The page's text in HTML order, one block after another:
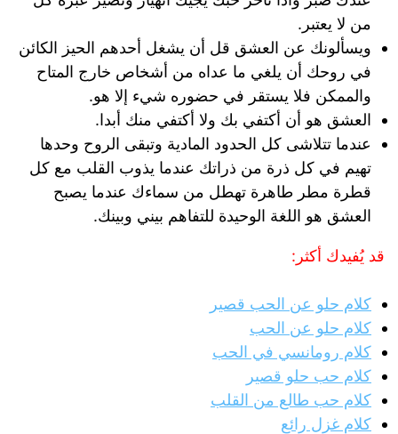
من لا يعتبر.
ويسألونك عن العشق قل أن يشغل أحدهم الحيز الكائن
في روحك أن يلغي ما عداه من أشخاص خارج المتاح
والممكن فلا يستقر في حضوره شيء إلا هو.
العشق هو أن أكتفي بك ولا أكتفي منك أبدا.
عندما تتلاشى كل الحدود المادية وتبقى الروح وحدها
تهيم في كل ذرة من ذراتك عندما يذوب القلب مع كل
قطرة مطر طاهرة تهطل من سماءك عندما يصبح
العشق هو اللغة الوحيدة للتفاهم بيني وبينك.
قد يُفيدك أكثر:
كلام حلو عن الحب قصير
كلام حلو عن الحب
كلام رومانسي في الحب
كلام حب حلو قصير
كلام حب طالع من القلب
كلام غزل رائع